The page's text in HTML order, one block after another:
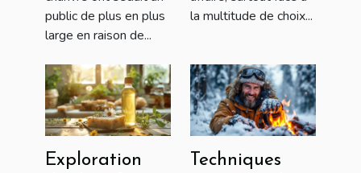
chanvre ?
public de plus en plus
large en raison de...
la multitude de choix...
Exploration
Techniques